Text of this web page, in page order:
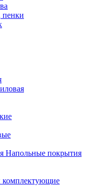
пенки
Напольные покрытия